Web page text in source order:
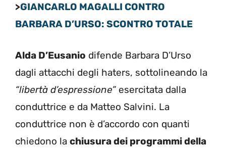
>GIANCARLO MAGALLI CONTRO
BARBARA D’URSO: SCONTRO TOTALE
Alda D’Eusanio difende Barbara D’Urso
dagli attacchi degli haters, sottolineando la
“libertà d’espressione”esercitata dalla
conduttrice e da Matteo Salvini. La
conduttrice non è d’accordo con quanti
chiedono la chiusura dei programmi della